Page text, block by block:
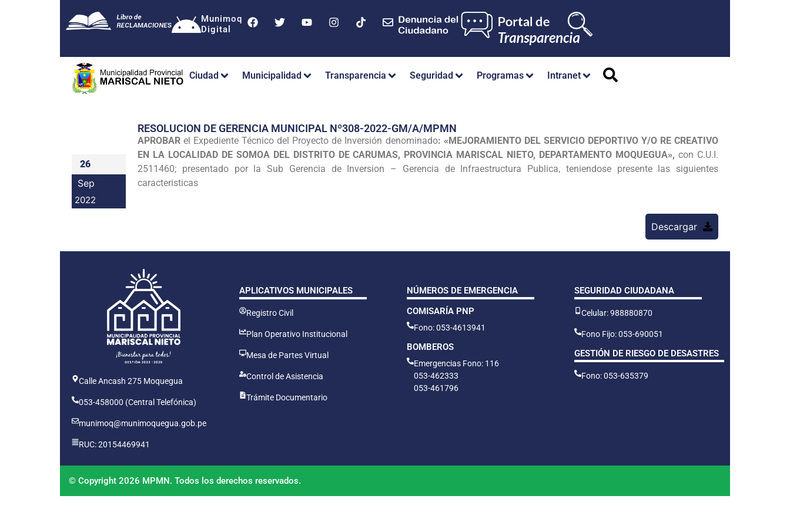
Munimoq
Digital
Ciudad Municipalidad Transparencia Seguridad Programas Intranet
26
Sep
2022
RESOLUCION DE GERENCIA MUNICIPAL Nº308-2022-GM/A/MPMN
APROBARel Expediente Técnico del Proyecto de Inversión denominado: «MEJORAMIENTO DEL SERVICIO DEPORTIVO Y/O RE CREATIVO
EN LA LOCALIDAD DE SOMOA DEL DISTRITO DE CARUMAS, PROVINCIA MARISCAL NIETO, DEPARTAMENTO MOQUEGUA», con C.U.I.
2511460; presentado por la Sub Gerencia de Inversion – Gerencia de Infraestructura Publica, teniendose presente las siguientes
caracteristicas
Descargar
Calle Ancash 275 Moquegua
053-458000 (Central Telefónica)
munimoq@munimoquegua.gob.pe
RUC: 20154469941
APLICATIVOS MUNICIPALES
Registro Civil
Plan Operativo Institucional
Mesa de Partes Virtual
Control de Asistencia
Trámite Documentario
NÚMEROS DE EMERGENCIA
COMISARÍA PNP
Fono: 053-4613941
BOMBEROS
Emergencias Fono: 116
053-462333
053-461796
SEGURIDAD CIUDADANA
Celular: 988880870
Fono Fijo: 053-690051
GESTIÓN DE RIESGO DE DESASTRES
Fono: 053-635379
© Copyright 2026 MPMN. Todos los derechos reservados.